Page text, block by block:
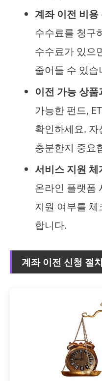
계좌 이전 비용
수수료를 청구
수수료가 있으
줄어들 수 있습
이전 가능 상품
가능한 펀드,
확인하세요.
충분한지 중요
서비스 지원 체
온라인 플랫폼
지원 여부를 체
합니다.
계좌 이전 신청 절